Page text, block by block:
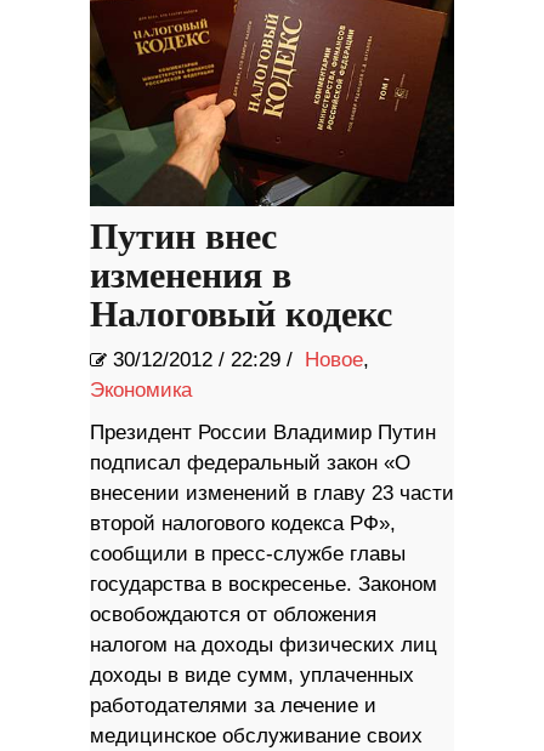
Путин внес
изменения в
Налоговый кодекс
30/12/2012 / 22:29 / Новое,
Экономика
Президент России Владимир Путин
подписал федеральный закон «О
внесении изменений в главу 23 части
второй налогового кодекса РФ»,
сообщили в пресс-службе главы
государства в воскресенье. Законом
освобождаются от обложения
налогом на доходы физических лиц
доходы в виде сумм, уплаченных
работодателями за лечение и
медицинское обслуживание своих